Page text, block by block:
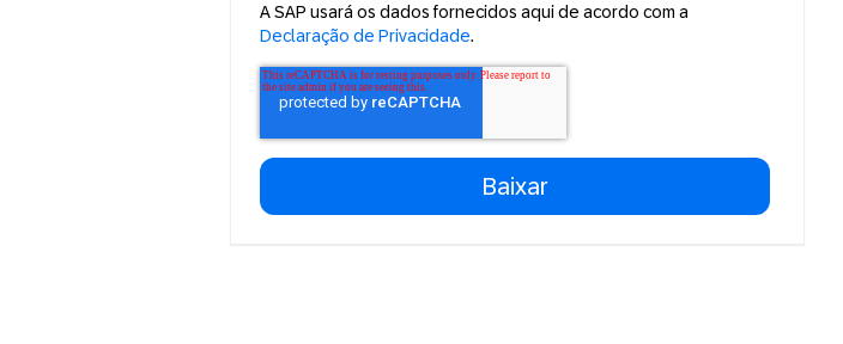
A SAP usará os dados fornecidos aqui de acordo com a
Declaração de Privacidade.